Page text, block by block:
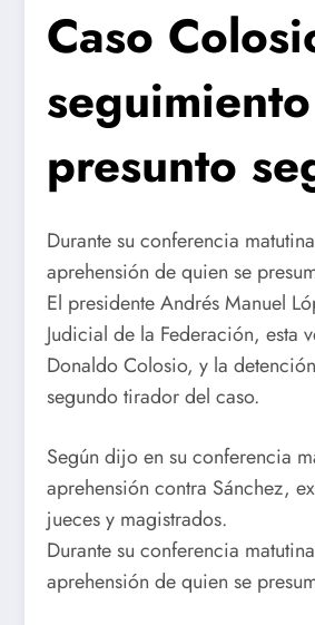
Caso
presunto
Durante su conferencia
aprehensión de quien se
El presidente Andrés Manuel
Judicial de la Federación, esta
Donaldo Colosio, y la
segundo tirador del caso.
Según dijo en su conferencia
aprehensión contra Sánchez,
jueces y magistrados.
Durante su conferencia
aprehensión de quien se